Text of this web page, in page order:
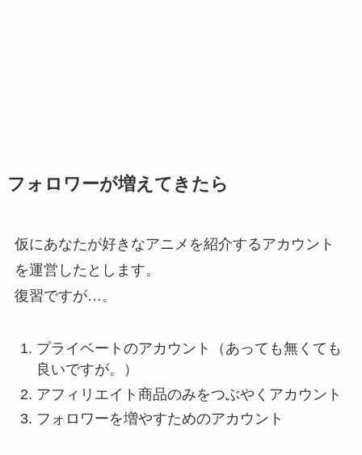
フォロワーが増えてきたら
仮にあなたが好きなアニメを紹介するアカウント
を運営したとします。
復習ですが…。
プライベートのアカウント（あっても無くても
良いですが。）
アフィリエイト商品のみをつぶやくアカウント
フォロワーを増やすためのアカウント